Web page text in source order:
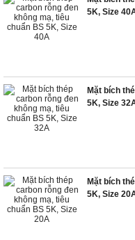
5K, Size
Mặt bích
5K, Size
Mặt bích
5K, Size